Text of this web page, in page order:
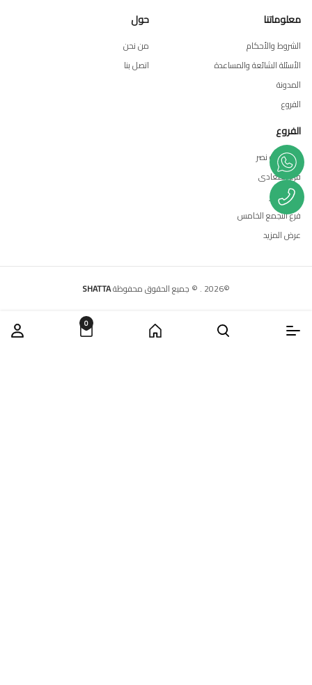
معلوماتنا
الشروط والأحكام
الأسئلة الشائعة والمساعدة
المدونة
الفروع
حول
من نحن
اتصل بنا
الفروع
فرع مدينة نصر
فرع المعادى
فرع العبور
فرع التجمع الخامس
عرض المزيد
©
2026
. © جميع الحقوق محفوظةSHATTA
0